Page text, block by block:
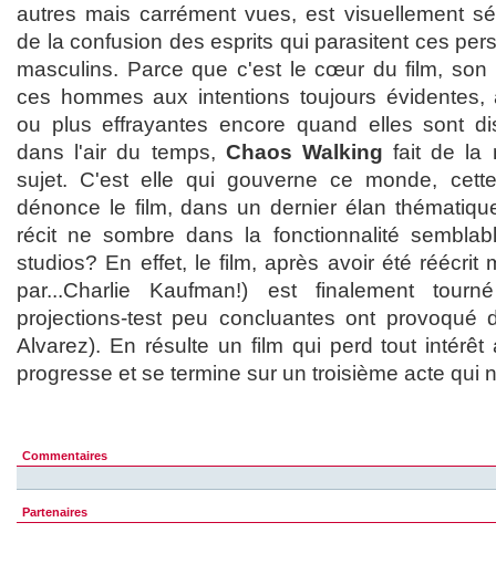
autres mais carrément vues, est visuellement
de la confusion des esprits qui parasitent ces
masculins. Parce que c'est le cœur du film, son
ces hommes aux intentions toujours évidentes,
ou plus effrayantes encore quand elles sont
dans l'air du temps, Chaos Walking fait de la
sujet. C'est elle qui gouverne ce monde,
dénonce le film, dans un dernier élan
récit ne sombre dans la fonctionnalité
studios? En effet, le film, après avoir été réécrit
par...Charlie Kaufman!) est finalement
projections-test peu concluantes ont provoqué
Alvarez). En résulte un film qui perd tout
progresse et se termine sur un troisième acte qui
Commentaires
Partenaires